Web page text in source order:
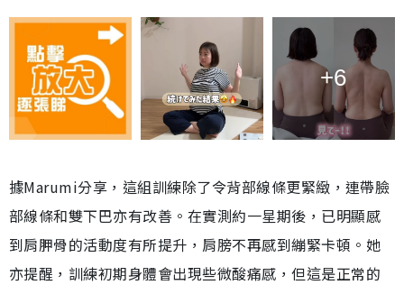
+6
據Marumi分享，這組訓練除了令背部線條更緊緻，連帶臉
部線條和雙下巴亦有改善。在實測約一星期後，已明顯感
到肩胛骨的活動度有所提升，肩膀不再感到繃緊卡頓。她
亦提醒，訓練初期身體會出現些微酸痛感，但這是正常的